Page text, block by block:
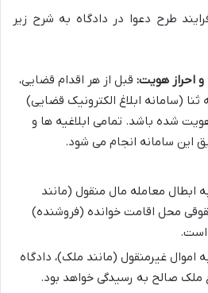
طرح دعوا در دادگاه به شرح زیر
و احراز هویت: قبل از هر اقدام قضایی،
ثنا (سامانه ابلاغ الکترونیک قضایی)
شده باشد. تمامی ابلاغیه ها و
این سامانه انجام می شود.
ابطال معامله مال منقول (مانند
محل اقامت خوانده (فروشنده)
است.
اموال غیرمنقول (مانند ملک)، دادگاه
صالح به رسیدگی خواهد بود.